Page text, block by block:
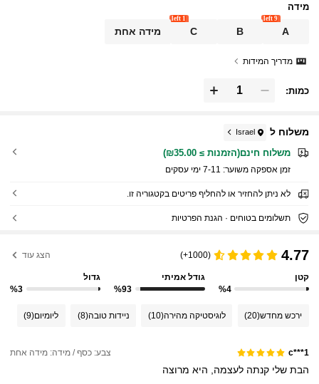
מידה
A
9 left
B
C
1 left
מידה אחת
מדריך המידות
כמות:
משלוח ל Israel
משלוח חינם(הזמנות ≥ ₪35.00)
זמן אספקה ​​משוער: 7-11 ימי עסקים
לא ניתן להחזיר או להחליף פריטים בקטגוריה זו.
תשלומים בטוחים · הגנת הפרטיות
4.77
(1000+) הצג עוד
קטן
%4
גודל אמיתי
%93
גדול
%3
ירכש מחדש(20) לוגיסטיקה מהירה(10) ניידות טובה(8) ליומיום(9)
c***1 צבע: כסף / מידה: מידה אחת
הבתשליקנתהלעצמה, היא מרוצה